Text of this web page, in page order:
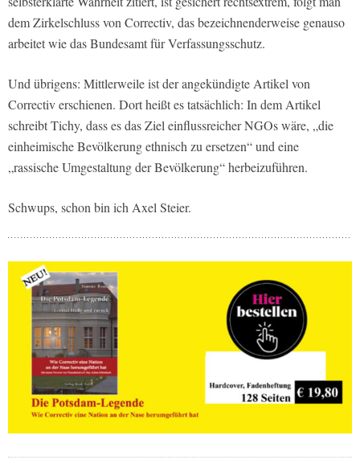
dem Zirkelschluss von Correctiv, das bezeichnenderweise genauso
arbeitet wie das Bundesamt für Verfassungsschutz.
Und übrigens: Mittlerweile ist der angekündigte Artikel von
Correctiv erschienen. Dort heißt es tatsächlich: In dem Artikel
schreibt Tichy, dass es das Ziel einflussreicher NGOs wäre, „die
einheimische Bevölkerung ethnisch zu ersetzen“ und eine
„rassische Umgestaltung der Bevölkerung“ herbeizuführen.
Schwups, schon bin ich Axel Steier.